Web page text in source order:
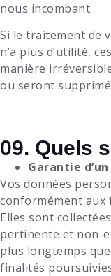
nous incombant.
Si le traitement de
n’a plus d’utilité,
manière
ou seront
09. Quels
Garantie
Vos données
conformément aux
Elles sont
pertinente et non-
plus longtemps
finalités